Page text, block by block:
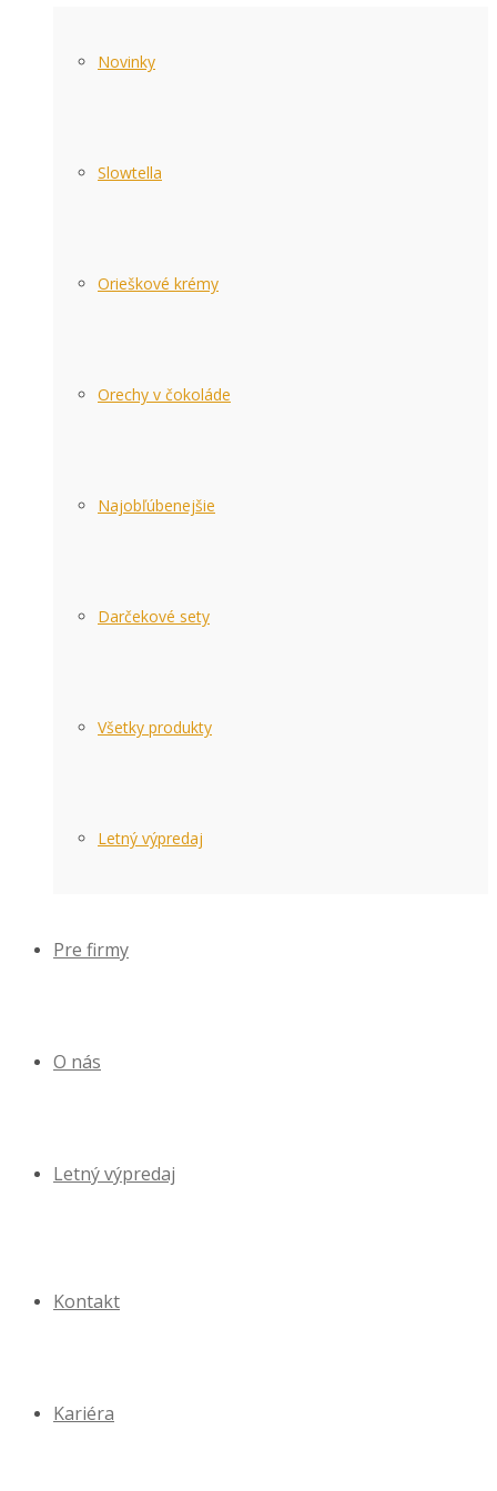
Novinky
Slowtella
Orieškové krémy
Orechy v čokoláde
Najobľúbenejšie
Darčekové sety
Všetky produkty
Letný výpredaj
Pre firmy
O nás
Letný výpredaj
Kontakt
Kariéra